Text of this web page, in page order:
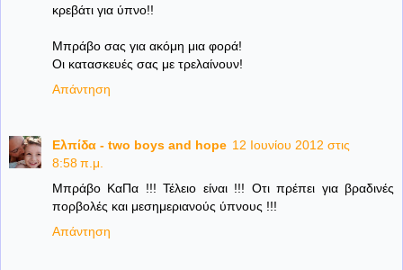
κρεβάτι για ύπνο!!
Μπράβο σας για ακόμη μια φορά!
Οι κατασκευές σας με τρελαίνουν!
Απάντηση
Ελπίδα - two boys and hope 12 Ιουνίου 2012 στις
8:58 π.μ.
Μπράβο ΚαΠα !!! Τέλειο είναι !!! Οτι πρέπει για βραδινές
πορβολές και μεσημεριανούς ύπνους !!!
Απάντηση